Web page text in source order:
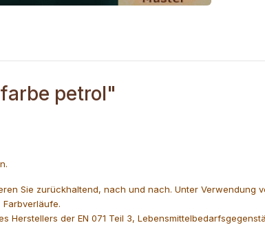
petrol"
Sie zurückhaltend, nach und nach. Unter
der EN 071 Teil 3,